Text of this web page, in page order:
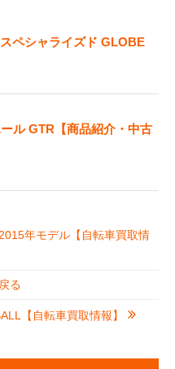
ペシャライズド GLOBE
ル GTR【商品紹介・中古
年モデル【自転車買取情
る
【自転車買取情報】